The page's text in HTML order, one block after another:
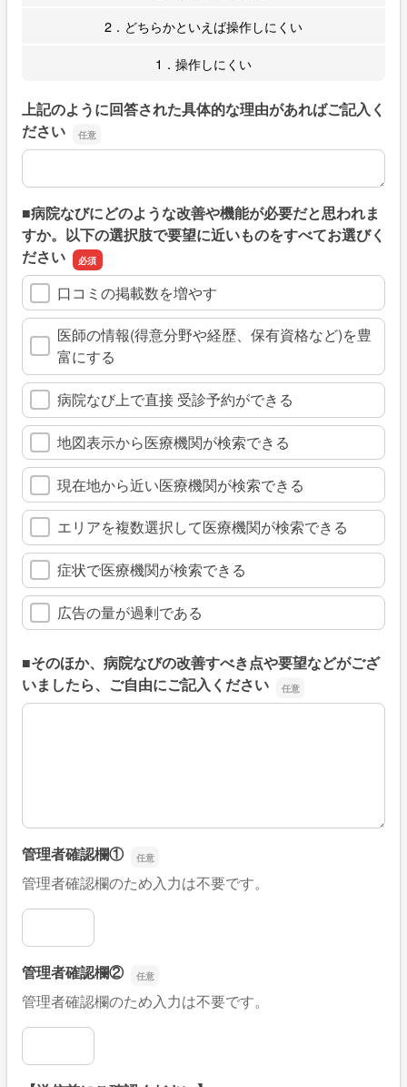
2．どちらかといえば操作しにくい
1．操作しにくい
上記のように回答された具体的な理由があればご記入く
ださい
上記のように回答された具体的な理由があればご記入くだ
■病院なびにどのような改善や機能が必要だと思われま
すか。以下の選択肢で要望に近いものをすべてお選びく
ださい
口コミの掲載数を増やす
医師の情報(得意分野や経歴、保有資格など)を豊
富にする
病院なび上で直接 受診予約ができる
地図表示から医療機関が検索できる
現在地から近い医療機関が検索できる
エリアを複数選択して医療機関が検索できる
症状で医療機関が検索できる
広告の量が過剰である
■そのほか、病院なびの改善すべき点や要望などがござ
いましたら、ご自由にご記入ください
■そのほか、病院なびの改善すべき点や要望などがござい
管理者確認欄①
管理者確認欄のため入力は不要です。
管理者確認欄①
管理者確認欄②
管理者確認欄のため入力は不要です。
管理者確認欄②